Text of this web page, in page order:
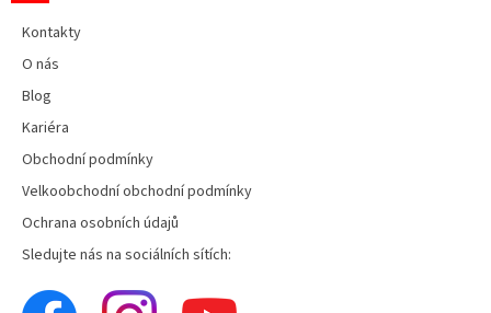
Kontakty
O nás
Blog
Kariéra
Obchodní podmínky
Velkoobchodní obchodní podmínky
Ochrana osobních údajů
Sledujte nás na sociálních sítích: